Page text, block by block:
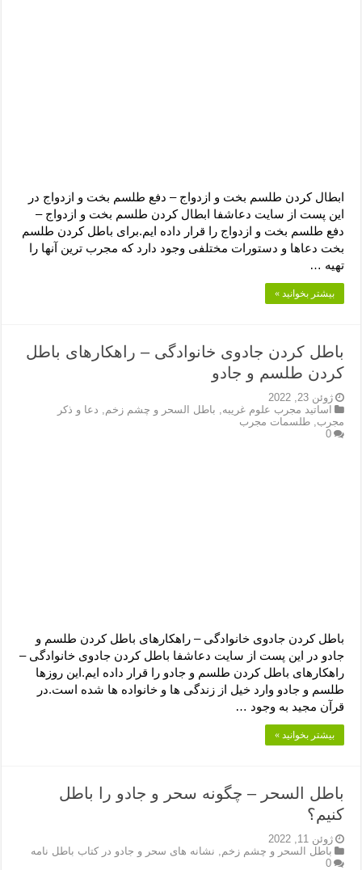
ابطال کردن طلسم بخت و ازدواج – دفع طلسم بخت و ازدواج در
این پست از سایت دعاشفا ابطال کردن طلسم بخت و ازدواج –
دفع طلسم بخت و ازدواج را قرار داده ایم.برای باطل کردن طلسم
بخت دعاها و دستورات مختلفی وجود دارد که مجرب ترین آنها را
تهیه …
بیشتر بخوانید »
باطل کردن جادوی خانوادگی – راهکارهای باطل
کردن طلسم و جادو
ژوئن 23, 2022
اساتید مجرب علوم غریبه
باطل السحر و چشم زخم
دعا و ذکر
مجرب ,طلسمات مجرب
0
باطل کردن جادوی خانوادگی – راهکارهای باطل کردن طلسم و
جادو در این پست از سایت دعاشفا باطل کردن جادوی خانوادگی –
راهکارهای باطل کردن طلسم و جادو را قرار داده ایم.این روزها
طلسم و جادو وارد خیل از زندگی ها و خانواده ها شده است.در
قرآن مجید به وجود …
بیشتر بخوانید »
باطل السحر – چگونه سحر و جادو را باطل
کنیم؟
ژوئن 11, 2022
باطل السحر و چشم زخم
نشانه های سحر و جادو در کتاب باطل نامه
0